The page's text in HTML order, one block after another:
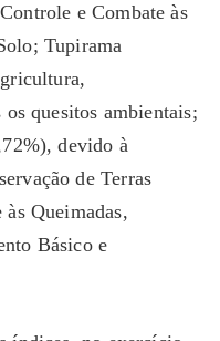
e Combate às
Tupirama
quesitos ambientais;
devido à
de Terras
Queimadas,
Básico e